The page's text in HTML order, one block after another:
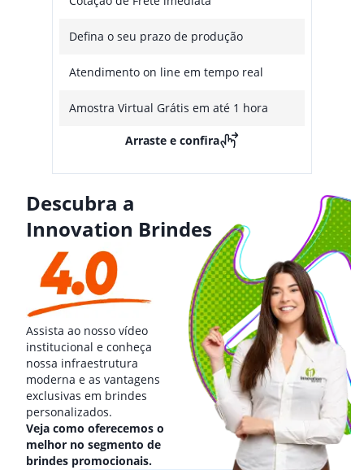
Defina o seu prazo de produção
Atendimento on line em tempo real
Amostra Virtual Grátis em até 1 hora
Arraste e confira
Descubra a
Innovation Brindes
Assista ao nosso vídeo
institucional e conheça
nossa infraestrutura
moderna e as vantagens
exclusivas em brindes
personalizados.
Veja como oferecemos o
melhor no segmento de
brindes promocionais.